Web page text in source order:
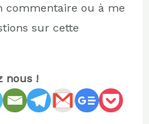
commentaire ou à me
sur cette
nous !